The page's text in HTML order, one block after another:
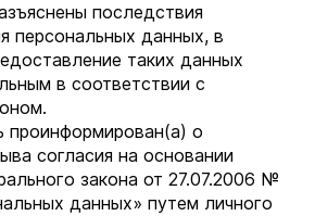
последствия
персональных данных, в
таких данных
в соответствии с
проинформирован(а) о
согласия на основании
закона от 27.07.2006 №
данных» путем личного